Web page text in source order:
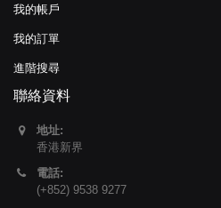
我的帳戶
我的訂單
進階搜尋
聯絡資料
地址:
香港新界
電話:
(+852) 9538 9277